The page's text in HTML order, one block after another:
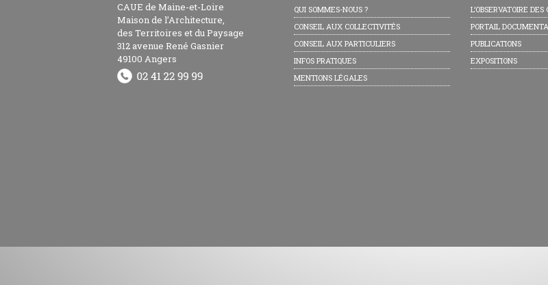
CAUE de Maine-et-Loire
Maison de l’Architecture,
des Territoires et du Paysage
312 avenue René Gasnier
49100 Angers
QUI SOMMES-NOUS ?
CONSEIL AUX COLLECTIVITÉS
CONSEIL AUX PARTICULIERS
INFOS PRATIQUES
MENTIONS LÉGALES
L’OBSERVATOIRE DES
PORTAIL
PUBLICATIONS
EXPOSITIONS